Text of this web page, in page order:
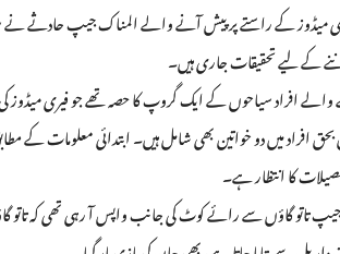
کے لیے تحقیقات جاری ہیں۔
والے افراد سیاحوں کے ایک گروپ کا حصہ تھے جو فیری
میں دو خواتین بھی شامل ہیں۔ ابتدائی معلومات کے مطابق
کا انتظار ہے۔
تاتو گاؤں سے رائے کوٹ کی جانب واپس آ رہی تھی کہ